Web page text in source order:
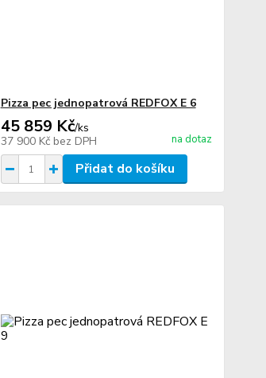
Pizza pec jednopatrová REDFOX E 6
45 859 Kč/ks
37 900 Kč bez DPH na dotaz
Přidat do košíku